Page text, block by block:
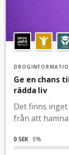
Ge en chans
rädda liv
Det finns
från att
allvarliga
0 SEK 0%